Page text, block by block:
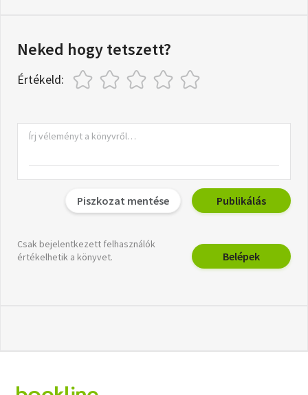
Neked hogy tetszett?
Értékeld:
Piszkozat mentése Publikálás
Csak bejelentkezett felhasználók
értékelhetik a könyvet.
Belépek